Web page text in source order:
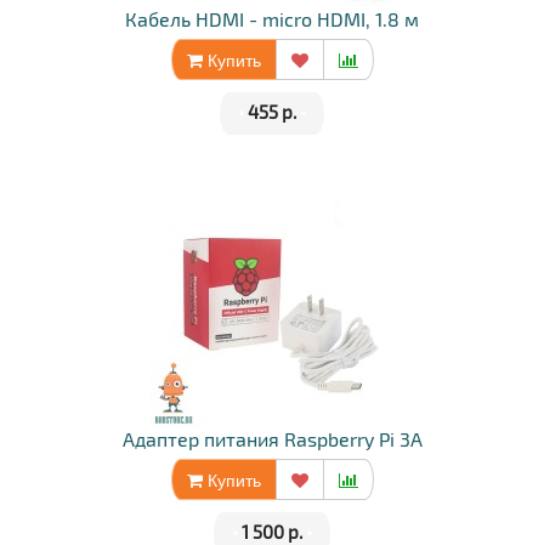
Кабель HDMI - micro HDMI, 1.8 м
Купить
455 р.
Адаптер питания Raspberry Pi 3A
Купить
1 500 р.